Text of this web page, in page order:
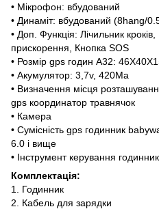
• Мікрофон: вбудований
• Динаміт: вбудований (8hang/
• Доп. Функція: Лічильник
прискорення, Кнопка SOS
• Розмір gps годин A32:
• Акумулятор: 3,7v, 420Ma
• Визначення місця
gps координатор травнячок
• Камера
• Сумісність gps годинник
6.0 і вище
• Інструмент керування
Комплектація:
1. Годинник
2. Кабель для зарядки